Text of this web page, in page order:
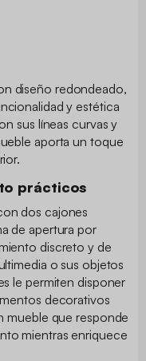
diseño redondeado,
y estética
sus líneas curvas y
aporta un toque
prácticos
dos cajones
de apertura por
discreto y de
o sus objetos
le permiten disponer
decorativos
mueble que responde
mientras enriquece